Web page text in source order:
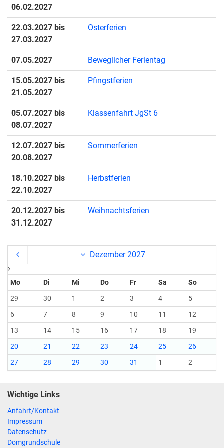
06.02.2027
22.03.2027 bis
27.03.2027
Osterferien
07.05.2027 Beweglicher Ferientag
15.05.2027 bis
21.05.2027
Pfingstferien
05.07.2027 bis
08.07.2027
Klassenfahrt JgSt 6
12.07.2027 bis
20.08.2027
Sommerferien
18.10.2027 bis
22.10.2027
Herbstferien
20.12.2027 bis
31.12.2027
Weihnachtsferien
Dezember 2027
Mo Di Mi Do Fr Sa
So
29
30 1 2 3 4
5
6
7 8 9 10 11
12
13
14 15 16 17 18
19
20
21 22 23 24 25
26
27
28 29 30 31 1 2
Wichtige Links
Anfahrt/Kontakt
Impressum
Datenschutz
Domgrundschule